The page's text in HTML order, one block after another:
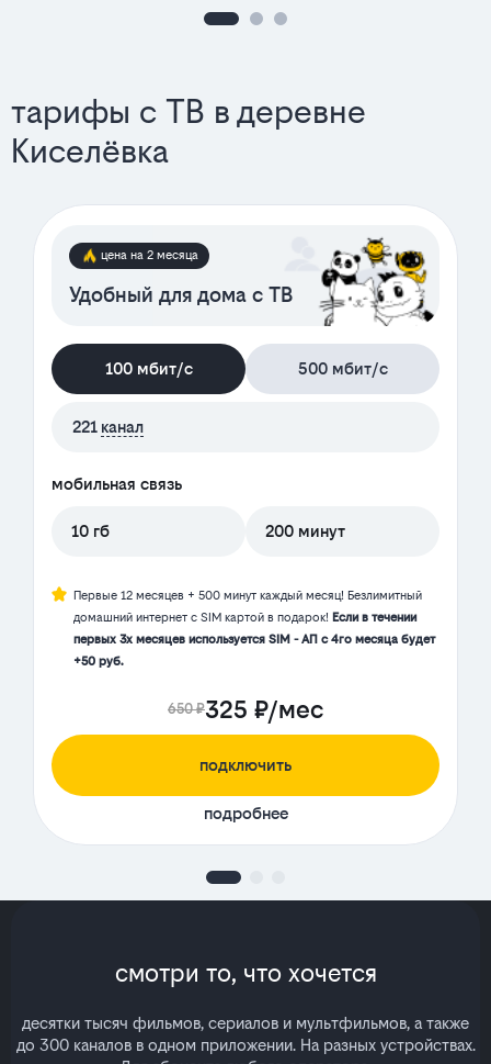
тарифы с ТВ в деревне
Киселёвка
цена на 2 месяца
Удобный для дома с ТВ
100 мбит/с 500 мбит/с
221 канал
мобильная связь
10 гб 200 минут
Первые 12 месяцев + 500 минут каждый месяц! Безлимитный
домашний интернет с SIM картой в подарок! Если в течении
первых 3х месяцев используется SIM - АП с 4го месяца будет
+50 руб.
650 ₽325 ₽/мес
подключить
подробнее
смотри то, что хочется
десятки тысяч фильмов, сериалов и мультфильмов, а также
до 300 каналов в одном приложении. На разных устройствах.